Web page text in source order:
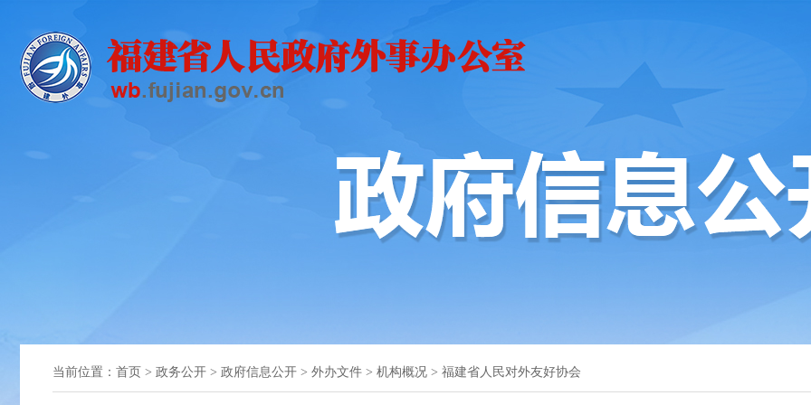
当前位置： 首页 > 政务公开 > 政府信息公开 > 外办文件 > 机构概况 > 福建省人民对外友好协会